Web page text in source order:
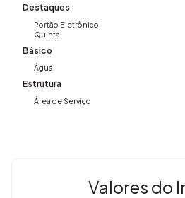
Destaques
Portão Eletrônico
Quintal
Básico
Água
Estrutura
Área de Serviço
Valores do